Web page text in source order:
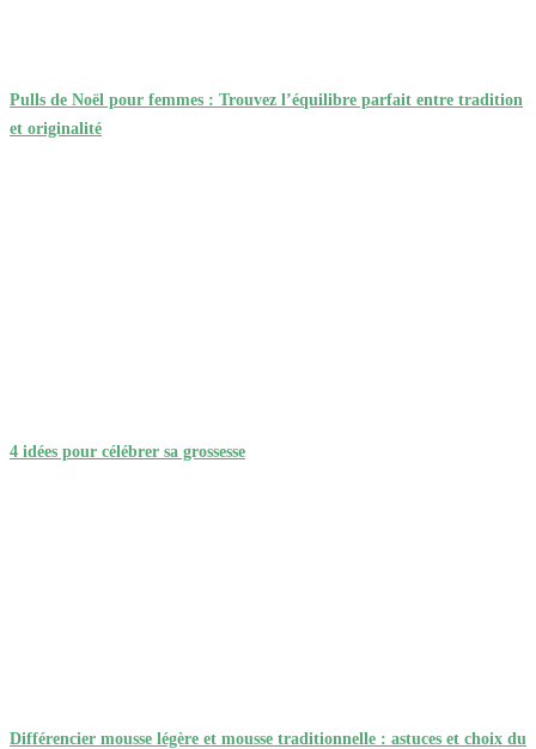
Pulls de Noël pour femmes : Trouvez l’équilibre parfait entre tradition
et originalité
4 idées pour célébrer sa grossesse
Différencier mousse légère et mousse traditionnelle : astuces et choix du